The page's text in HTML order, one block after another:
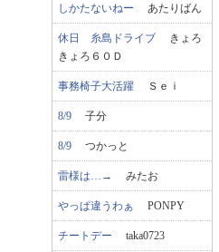
しかたないねー あたりばん
休日 糸島ドライブ きょろ
きょろ６０Ｄ
事務椅子大活躍 Ｓｅｉ
8/9 子分
8/9 つかっと
雷様は…→ みたお
やっぱ違うわぁ PONPY
チートデー taka0723